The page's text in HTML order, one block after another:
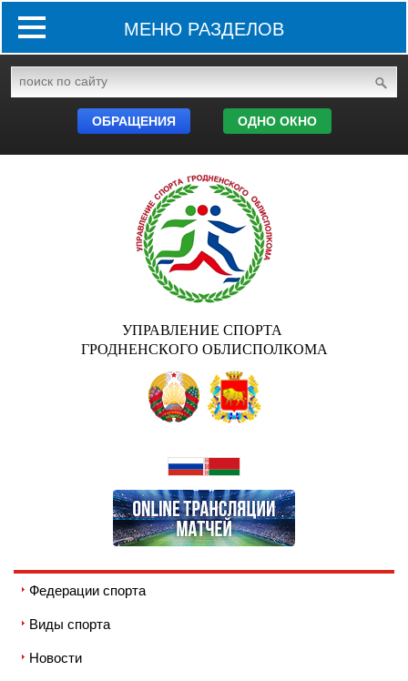
МЕНЮ РАЗДЕЛОВ
ОБРАЩЕНИЯ ОДНО ОКНО
УПРАВЛЕНИЕ СПОРТА
ГРОДНЕНСКОГО ОБЛИСПОЛКОМА
Федерации спорта
Виды спорта
Новости